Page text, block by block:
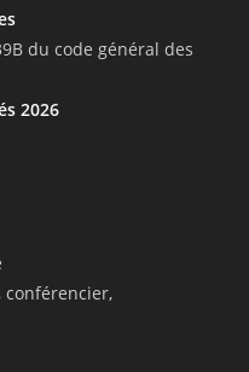
du code général des
2026